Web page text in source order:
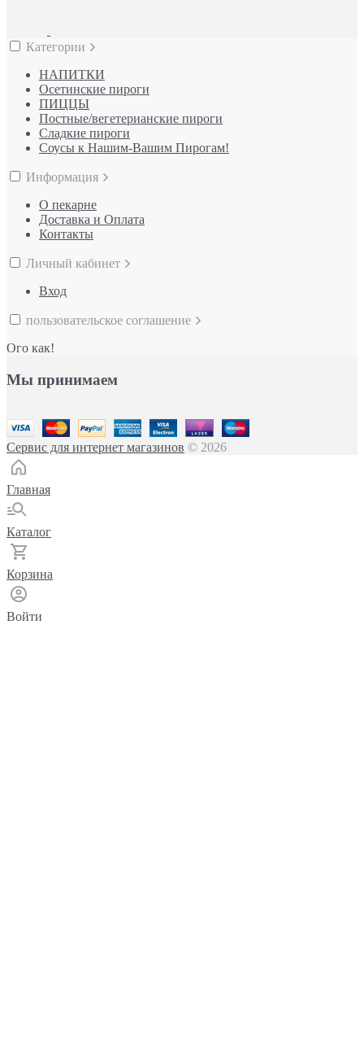
Категории
НАПИТКИ
Осетинские пироги
ПИЦЦЫ
Постные/вегетерианские пироги
Сладкие пироги
Соусы к Нашим-Вашим Пирогам!
Информация
О пекарне
Доставка и Оплата
Контакты
Личный кабинет
Вход
пользовательское соглашение
Ого как!
Мы принимаем
Сервис для интернет магазинов © 2026
Главная
Каталог
Корзина
Войти